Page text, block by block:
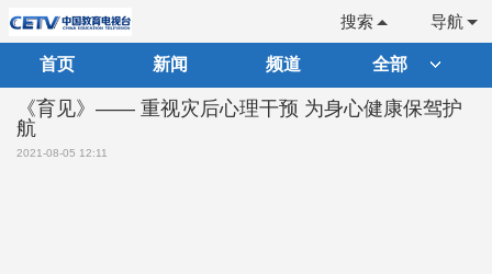
导航
搜索
首页 新闻 频道 全部
《育见》—— 重视灾后心理干预 为身心健康保驾护
航
2021-08-05 12:11